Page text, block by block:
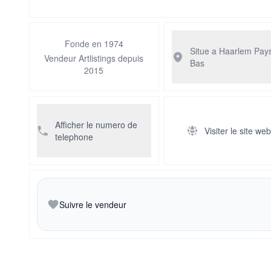
Fonde en 1974
Vendeur Artlistings depuis
2015
Situe a Haarlem
Bas
Afficher le numero de
telephone
Visiter le site web
Suivre le vendeur